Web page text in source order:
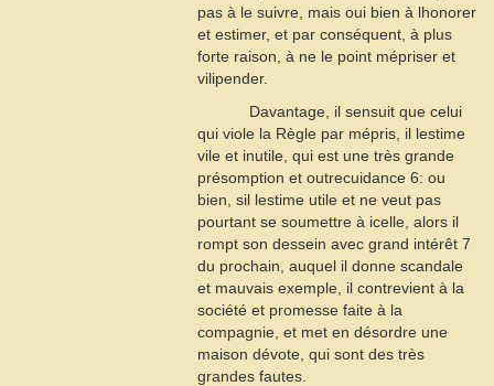
pas à le suivre, mais oui bien à lhonorer
et estimer, et par conséquent, à plus
forte raison, à ne le point mépriser et
vilipender.
Davantage, il sensuit que celui
qui viole la Règle par mépris, il lestime
vile et inutile, qui est une très grande
présomption et outrecuidance 6: ou
bien, sil lestime utile et ne veut pas
pourtant se soumettre à icelle, alors il
rompt son dessein avec grand intérêt 7
du prochain, auquel il donne scandale
et mauvais exemple, il contrevient à la
société et promesse faite à la
compagnie, et met en désordre une
maison dévote, qui sont des très
grandes fautes.